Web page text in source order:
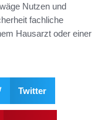
Nutzen und
fachliche
Hausarzt oder einer
Twitter